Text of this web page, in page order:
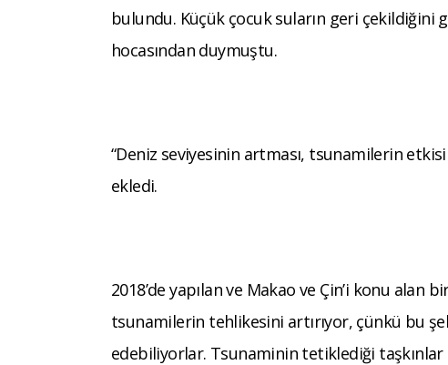
bulundu. Küçük çocuk suların geri
hocasından duymuştu.
“Deniz seviyesinin artması, tsunamilerin
ekledi.
2018’de yapılan ve Makao ve Çin’i konu alan
tsunamilerin tehlikesini artırıyor, çünkü bu
edebiliyorlar. Tsunaminin tetiklediği taşkınlar